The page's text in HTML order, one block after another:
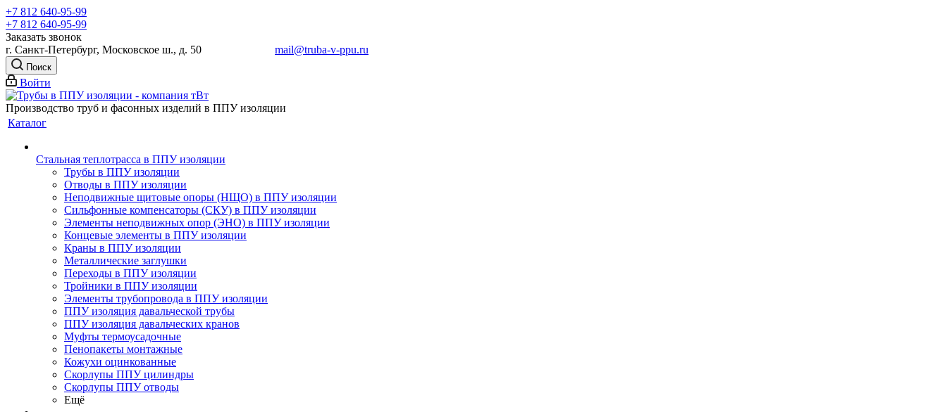
+7 812 640-95-99
+7 812 640-95-99
Заказать звонок
г. Санкт-Петербург, Московское ш., д. 50 mail@truba-v-ppu.ru
Поиск
Войти
Производство труб и фасонных изделий в ППУ изоляции
Каталог
Стальная теплотрасса в ППУ изоляции
Трубы в ППУ изоляции
Отводы в ППУ изоляции
Неподвижные щитовые опоры (НЩО) в ППУ изоляции
Cильфонные компенсаторы (СКУ) в ППУ изоляции
Элементы неподвижных опор (ЭНО) в ППУ изоляции
Концевые элементы в ППУ изоляции
Краны в ППУ изоляции
Металлические заглушки
Переходы в ППУ изоляции
Тройники в ППУ изоляции
Элементы трубопровода в ППУ изоляции
ППУ изоляция давальческой трубы
ППУ изоляция давальческих кранов
Муфты термоусадочные
Пенопакеты монтажные
Кожухи оцинкованные
Скорлупы ППУ цилиндры
Скорлупы ППУ отводы
Ещё